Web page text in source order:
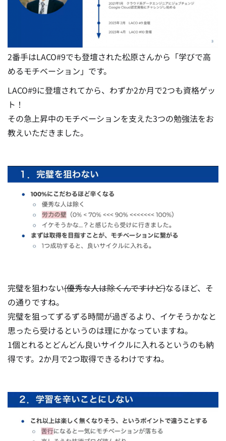
2番手はLACO#9でも登壇された松原さんから「学びで高
めるモチベーション」です。
LACO#9に登壇されてから、わずか2か月で2つも資格ゲッ
ト！
その急上昇中のモチベーションを支えた3つの勉強法をお
教えいただきました。
完璧を狙わない(優秀な人は除くんですけど)なるほど、そ
の通りですね。
完璧を狙ってずるずる時間が過ぎるより、イケそうかなと
思ったら受けるというのは理にかなっていますね。
1個とれるとどんどん良いサイクルに入れるというのも納
得です。2か月で2つ取得できるわけですね。